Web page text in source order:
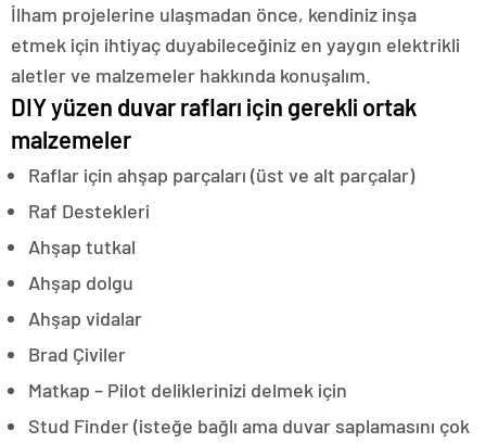
İlham projelerine ulaşmadan önce, kendiniz inşa
etmek için ihtiyaç duyabileceğiniz en yaygın elektrikli
aletler ve malzemeler hakkında konuşalım.
DIY yüzen duvar rafları için gerekli ortak
malzemeler
Raflar için ahşap parçaları (üst ve alt parçalar)
Raf Destekleri
Ahşap tutkal
Ahşap dolgu
Ahşap vidalar
Brad Çiviler
Matkap – Pilot deliklerinizi delmek için
Stud Finder (isteğe bağlı ama duvar saplamasını çok